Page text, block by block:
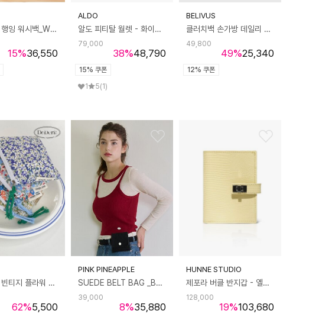
라브라크 행잉 워시백_White
15%36,550
ALDO
알도 피티탈 월렛 - 화이트 ADC1H003HZ100
38%
79,000
48,790
15% 쿠폰
1
5(1)
BELIVUS
클러치백 손가방 데일리 핸드폰 카드 파우치 미니 가방 BSZ595
49%
49,800
25,340
12% 쿠폰
데데리트 빈티지 플라워 지퍼 파우치 다용도 수납 생리대 화장품
62%5,500
PINK PINEAPPLE
SUEDE BELT BAG _BLACK
8%
39,000
35,880
HUNNE STUDIO
제포라 버클 반지갑 - 옐로우
19%
128,000
103,680